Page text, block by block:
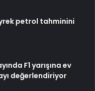
petrol tahminini
F1 yarışına ev
değerlendiriyor